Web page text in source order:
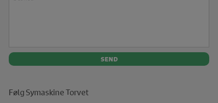
Følg Symaskine Torvet